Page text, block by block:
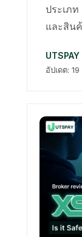
ประเภ
และสิน
อัปเดต: